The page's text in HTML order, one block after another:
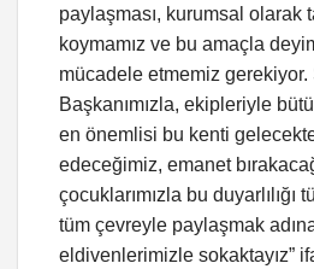
paylaşması, kurumsal olarak
koymamız ve bu amaçla
mücadele etmemiz gerekiyor.
Başkanımızla, ekipleriyle
en önemlisi bu kenti
edeceğimiz, emanet
çocuklarımızla bu duyarlılığı
tüm çevreyle paylaşmak
eldivenlerimizle sokaktayız”